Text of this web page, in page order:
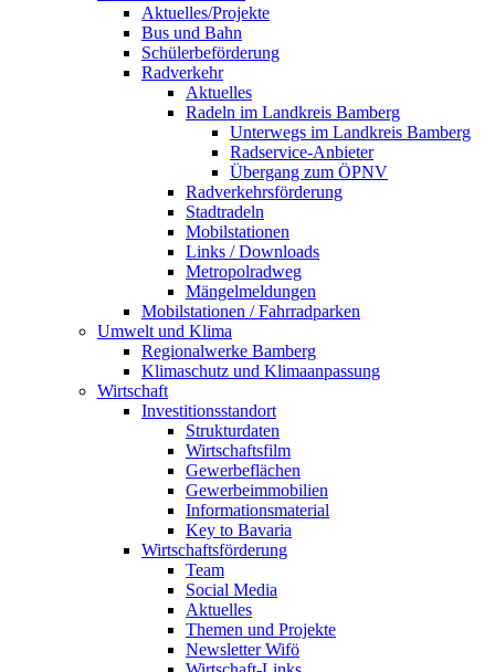
Aktuelles/Projekte
Bus und Bahn
Schülerbeförderung
Radverkehr
Aktuelles
Radeln im Landkreis Bamberg
Unterwegs im Landkreis Bamberg
Radservice-Anbieter
Übergang zum ÖPNV
Radverkehrsförderung
Stadtradeln
Mobilstationen
Links / Downloads
Metropolradweg
Mängelmeldungen
Mobilstationen / Fahrradparken
Umwelt und Klima
Regionalwerke Bamberg
Klimaschutz und Klimaanpassung
Wirtschaft
Investitionsstandort
Strukturdaten
Wirtschaftsfilm
Gewerbeflächen
Gewerbeimmobilien
Informationsmaterial
Key to Bavaria
Wirtschaftsförderung
Team
Social Media
Aktuelles
Themen und Projekte
Newsletter Wifö